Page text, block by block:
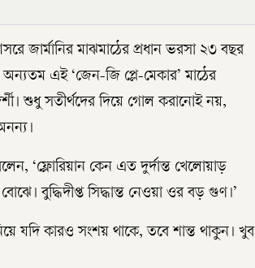
জার্মানির মাঝমাঠের প্রধান ভরসা ২৩ বছর
অন্যতম এই ‘জেন-জি প্লে-মেকার’ মাঠের
শুধু সতীর্থদের দিয়ে গোল করানোই নয়,
‘ফ্লোরিয়ান কেন এত দুর্দান্ত খেলোয়াড়
বুদ্ধিদীপ্ত সিদ্ধান্ত নেওয়া ওর বড় গুণ।’
যদি কারও সংশয় থাকে, তবে শান্ত থাকুন। খুব